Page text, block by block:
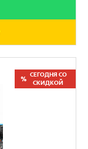
СЕГОДНЯ СО
СКИДКОЙ